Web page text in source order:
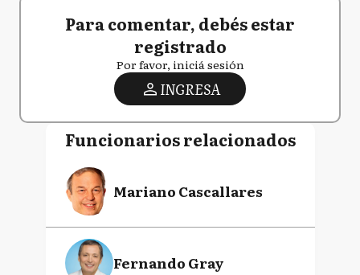
Para comentar, debés estar
registrado
Por favor, iniciá sesión
INGRESA
Funcionarios relacionados
Mariano Cascallares
Fernando Gray